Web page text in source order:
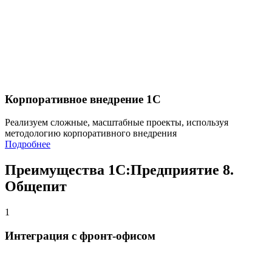
Корпоративное внедрение 1С
Реализуем сложные, масштабные проекты, используя
методологию корпоративного внедрения
Подробнее
Преимущества 1С:Предприятие 8.
Общепит
1
Интеграция с фронт-офисом